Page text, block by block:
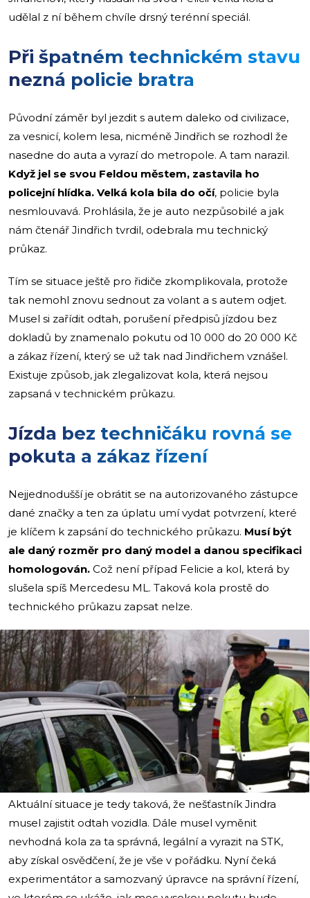
udělal z ní během chvíle drsný terénní speciál.
Při špatném technickém stavu
nezná policie bratra
Původní záměr byl jezdit s autem daleko od civilizace,
za vesnicí, kolem lesa, nicméně Jindřich se rozhodl že
nasedne do auta a vyrazí do metropole. A tam narazil.
Když jel se svou Feldou městem, zastavila ho
policejní hlídka. Velká kola bila do očí, policie byla
nesmlouvavá. Prohlásila, že je auto nezpůsobilé a jak
nám čtenář Jindřich tvrdil, odebrala mu technický
průkaz.
Tím se situace ještě pro řidiče zkomplikovala, protože
tak nemohl znovu sednout za volant a s autem odjet.
Musel si zařídit odtah, porušení předpisů jízdou bez
dokladů by znamenalo pokutu od 10 000 do 20 000 Kč
a zákaz řízení, který se už tak nad Jindřichem vznášel.
Existuje způsob, jak zlegalizovat kola, která nejsou
zapsaná v technickém průkazu.
Jízda bez techničáku rovná se
pokuta a zákaz řízení
Nejjednodušší je obrátit se na autorizovaného zástupce
dané značky a ten za úplatu umí vydat potvrzení, které
je klíčem k zapsání do technického průkazu. Musí být
ale daný rozměr pro daný model a danou specifikaci
homologován. Což není případ Felicie a kol, která by
slušela spíš Mercedesu ML. Taková kola prostě do
technického průkazu zapsat nelze.
i
Aktuální situace je tedy taková, že nešťastník Jindra
musel zajistit odtah vozidla. Dále musel vyměnit
nevhodná kola za ta správná, legální a vyrazit na STK,
aby získal osvědčení, že je vše v pořádku. Nyní čeká
experimentátor a samozvaný úpravce na správní řízení,